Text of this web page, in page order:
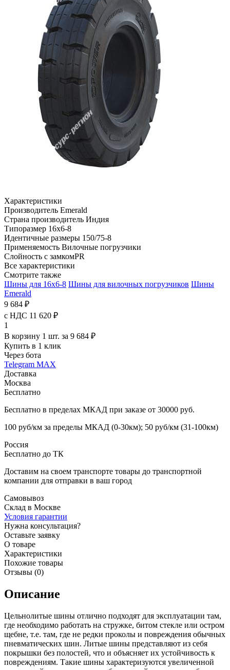
Характеристики
Производитель Emerald
Страна производитель Индия
Типоразмер 16x6-8
Идентичные размеры 150/75-8
Применяемость Вилочные погрузчики
Слойность с замкомPR
Все характеристики
Смотрите также
Шины для 16x6-8 Шины для вилочных погрузчиков Шины
Emerald
9 684 ₽
с НДС 11 620 ₽
1
В корзину 1 шт. за 9 684 ₽
Купить в 1 клик
Через бота
Telegram MAX
Доставка
Москва
Бесплатно
Бесплатно в пределах МКАД при заказе от 30000 руб.
100 руб/км за пределы МКАД (0-30км); 50 руб/км (31-100км)
Россия
Бесплатно до ТК
Доставим на своем транспорте товары до транспортной
компании для отправки в ваш город
Самовывоз
Склад в Москве
Условия гарантии
Нужна консультация?
Оставьте заявку
О товаре
Характеристики
Похожие товары
Отзывы (0)
Описание
Цельнолитые шины отлично подходят для эксплуатации там,
где необходимо работать на стружке, битом стекле или остром
щебне, т.е. там, где не редки проколы и повреждения обычных
пневматических шин. Литые шины представляют из себя
покрышки без полостей, что и объясняет их устойчивость к
повреждениям. Такие шины характеризуются увеличенной